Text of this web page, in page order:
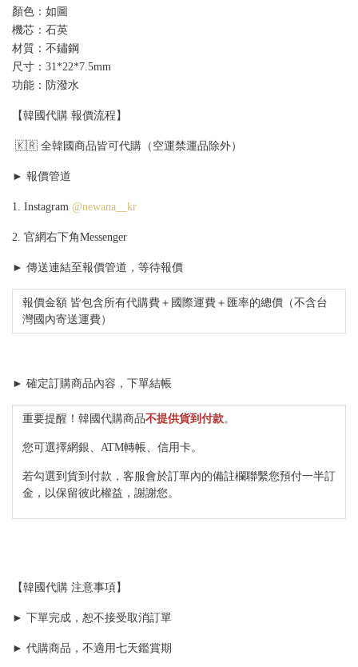
顏色：如圖
機芯：石英
材質：不鏽鋼
尺寸：31*22*7.5mm
功能：防潑水
【韓國代購 報價流程】
🇰🇷 全韓國商品皆可代購（空運禁運品除外）
► 報價管道
1. Instagram @newana__kr
2. 官網右下角Messenger
► 傳送連結至報價管道，等待報價
報價金額 皆包含所有代購費＋國際運費＋匯率的總價（不含台
灣國內寄送運費）
► 確定訂購商品內容，下單結帳
重要提醒！韓國代購商品不提供貨到付款。
您可選擇網銀、ATM轉帳、信用卡。
若勾選到貨到付款，客服會於訂單內的備註欄聯繫您預付一半訂
金，以保留彼此權益，謝謝您。
【韓國代購 注意事項】
► 下單完成，恕不接受取消訂單
► 代購商品，不適用七天鑑賞期